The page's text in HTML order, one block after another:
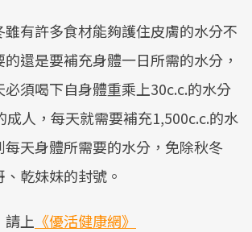
雖有許多食材能夠護住皮膚的水分不
還是要補充身體一日所需的水分，
須喝下自身體重乘上30c.c.的水分
成人，每天就需要補充1,500c.c.的水
天身體所需要的水分，免除秋冬
、乾妹妹的封號。
請上 《優活健康網》